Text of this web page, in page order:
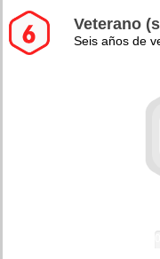
Veterano
Seis años de